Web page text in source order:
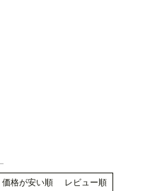
価格が安い順 レビュー順